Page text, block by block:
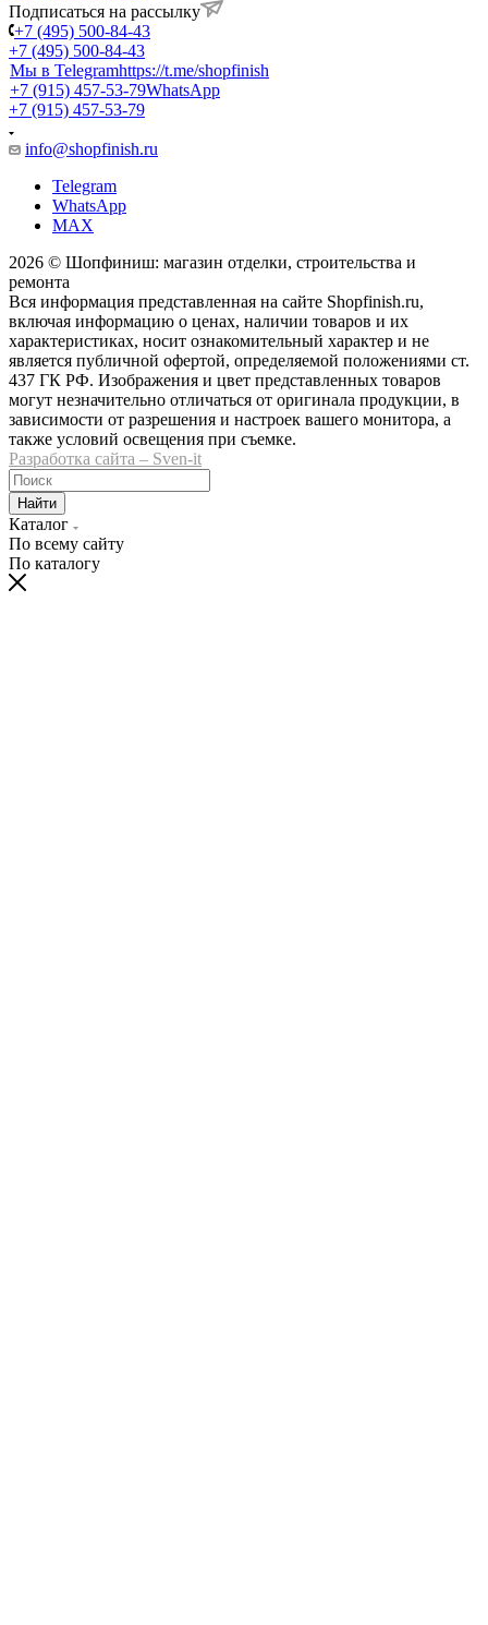
Подписаться на рассылку
+7 (495) 500-84-43
+7 (495) 500-84-43
Мы в Telegramhttps://t.me/shopfinish
+7 (915) 457-53-79WhatsApp
+7 (915) 457-53-79
info@shopfinish.ru
Telegram
WhatsApp
MAX
2026 © Шопфиниш: магазин отделки, строительства и
ремонта
Вся информация представленная на сайте Shopfinish.ru,
включая информацию о ценах, наличии товаров и их
характеристиках, носит ознакомительный характер и не
является публичной офертой, определяемой положениями ст.
437 ГК РФ. Изображения и цвет представленных товаров
могут незначительно отличаться от оригинала продукции, в
зависимости от разрешения и настроек вашего монитора, а
также условий освещения при съемке.
Разработка сайта – Sven-it
Найти
Каталог
По всему сайту
По каталогу